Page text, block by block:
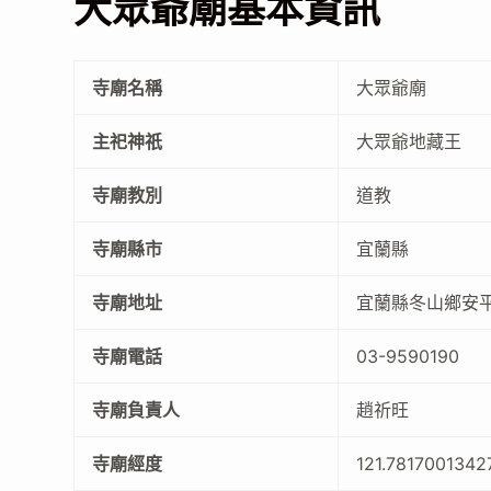
寺廟名稱 大眾爺廟
主祀神祇 大眾爺地藏王
寺廟教別 道教
寺廟縣市 宜蘭縣
寺廟地址 宜蘭縣冬山鄉安
寺廟電話 03-9590190
寺廟負責人 趙祈旺
寺廟經度